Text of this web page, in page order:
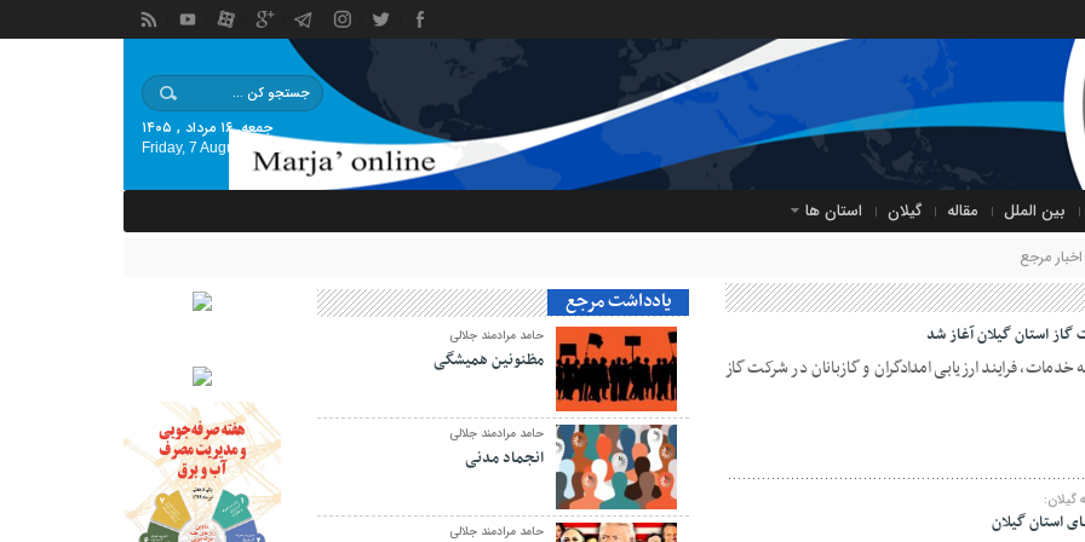
جمعه, ۱۶ مرداد , ۱۴۰۵
Friday, 7 August , 2026
بین الملل مقاله گیلان استان ها
مرجع
گاز استان گیلان آغاز شد
فرایند ارزیابی امدادگران و گازبانان در شرکت گاز
یادداشت مرجع
حامد مرادمند جلالی
مظنونین همیشگی
حامد مرادمند جلالی
انجماد مدنی
حامد مرادمند جلالی